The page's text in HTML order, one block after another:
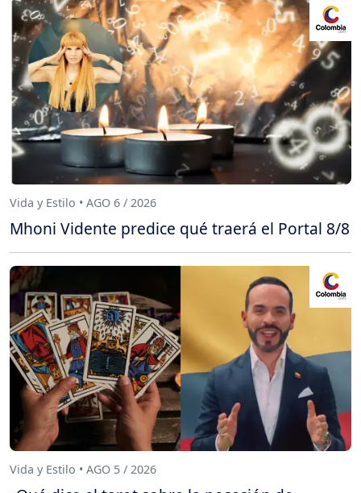
Vida y Estilo • AGO 6 / 2026
Mhoni Vidente predice qué traerá el Portal 8/8
Vida y Estilo • AGO 5 / 2026